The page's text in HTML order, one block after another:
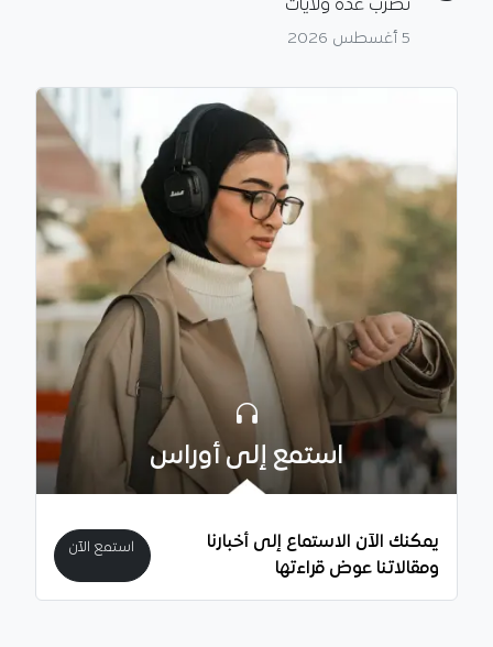
تضرب عدة ولايات
5 أغسطس 2026
استمع إلى أوراس
يمكنك الآن الاستماع إلى أخبارنا
ومقالاتنا عوض قراءتها
استمع الآن